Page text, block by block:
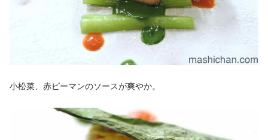
小松菜、赤ピーマンのソースが爽やか。